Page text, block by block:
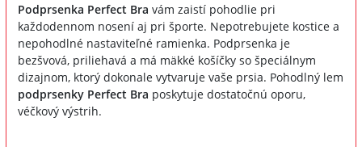
Podprsenka Perfect Bra vám zaistí pohodlie pri
každodennom nosení aj pri športe. Nepotrebujete kostice a
nepohodlné nastaviteľné ramienka. Podprsenka je
bezšvová, priliehavá a má mäkké košíčky so špeciálnym
dizajnom, ktorý dokonale vytvaruje vaše prsia. Pohodlný lem
podprsenky Perfect Bra poskytuje dostatočnú oporu,
véčkový výstrih.